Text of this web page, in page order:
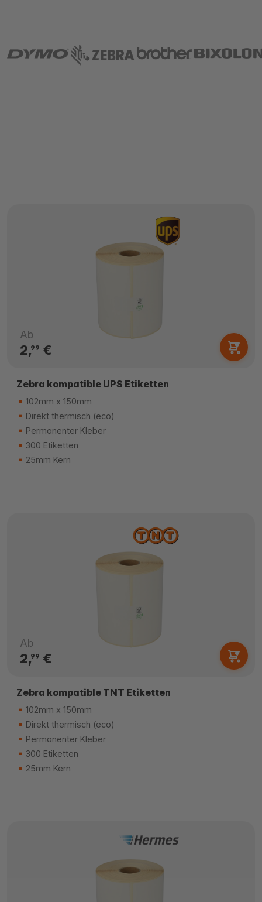
Ab
2,99 €
Zebra kompatible UPS Etiketten
102mm x 150mm
Direkt thermisch (eco)
Permanenter Kleber
300 Etiketten
25mm Kern
Ab
2,99 €
Zebra kompatible TNT Etiketten
102mm x 150mm
Direkt thermisch (eco)
Permanenter Kleber
300 Etiketten
25mm Kern